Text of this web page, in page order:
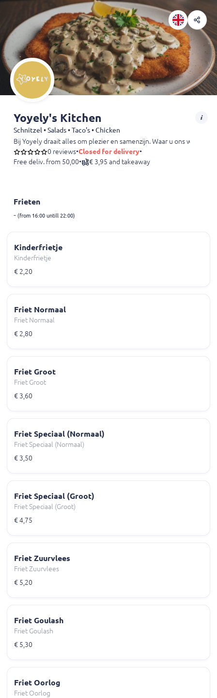
Yoyely's Kitchen
Schnitzel • Salads • Taco's • Chicken
Bij Yoyely draait alles om plezier en samenzijn. Waar u ons
0 reviews•Closed for delivery•
Free deliv. from 50,00• € 3,95 and takeaway
Frieten
- (from 16:00 untill 22:00)
Kinderfrietje
Kinderfrietje
€ 2,20
Friet Normaal
Friet Normaal
€ 2,80
Friet Groot
Friet Groot
€ 3,60
Friet Speciaal (Normaal)
Friet Speciaal (Normaal)
€ 3,50
Friet Speciaal (Groot)
Friet Speciaal (Groot)
€ 4,75
Friet Zuurvlees
Friet Zuurvlees
€ 5,20
Friet Goulash
Friet Goulash
€ 5,30
Friet Oorlog
Friet Oorlog